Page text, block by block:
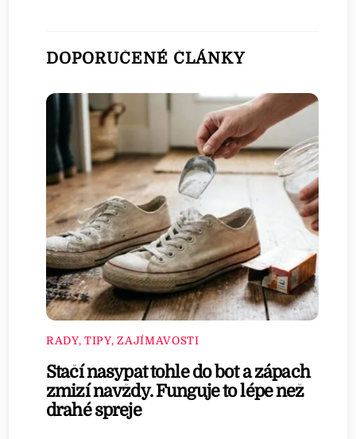
DOPORUČENÉ ČLÁNKY
RADY, TIPY, ZAJÍMAVOSTI
Stačí nasypat tohle do bot a zápach
zmizí navždy. Funguje to lépe než
drahé spreje